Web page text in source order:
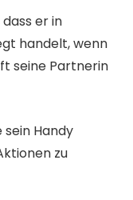
er in
handelt, wenn
seine Partnerin
sein Handy
zu